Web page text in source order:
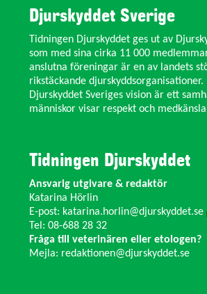
Djurskyddet Sverige
Tidningen Djurskyddet ges ut av
som med sina cirka 11 000
anslutna föreningar är en av landets
rikstäckande djurskyddsorganisationer.
Djurskyddet Sveriges vision är ett
människor visar respekt och
Tidningen Djurskyddet
Ansvarig utgivare & redaktör
Katarina Hörlin
E-post: katarina.horlin@djurskyddet.se
Tel: 08-688 28 32
Fråga till veterinären eller etologen?
Mejla: redaktionen@djurskyddet.se